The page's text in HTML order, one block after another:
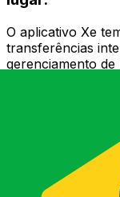
O aplicativo Xe
transferências
gerenciamento de